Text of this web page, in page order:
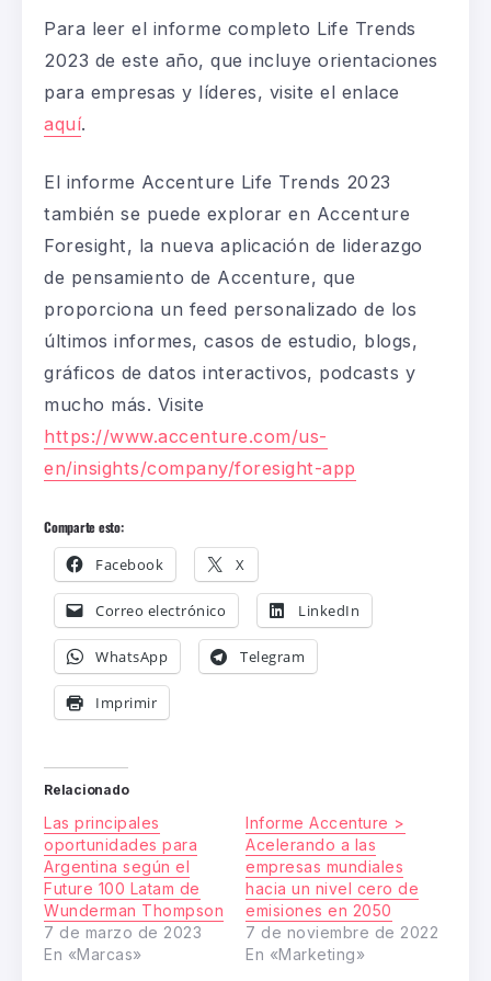
Para leer el informe completo Life Trends
2023 de este año, que incluye orientaciones
para empresas y líderes, visite el enlace
aquí.
El informe Accenture Life Trends 2023
también se puede explorar en Accenture
Foresight, la nueva aplicación de liderazgo
de pensamiento de Accenture, que
proporciona un feed personalizado de los
últimos informes, casos de estudio, blogs,
gráficos de datos interactivos, podcasts y
mucho más. Visite
https://www.accenture.com/us-
en/insights/company/foresight-app
Comparte esto:
Facebook X
Correo electrónico LinkedIn
WhatsApp Telegram
Imprimir
Relacionado
Las principales
oportunidades para
Argentina según el
Future 100 Latam de
Wunderman Thompson
7 de marzo de 2023
En «Marcas»
Informe Accenture >
Acelerando a las
empresas mundiales
hacia un nivel cero de
emisiones en 2050
7 de noviembre de 2022
En «Marketing»